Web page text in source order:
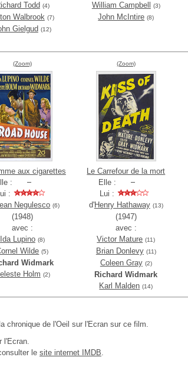
Todd (4)
Walbrook (7)
Gielgud (12)
William Campbell (3)
John McIntire (8)
(Zoom)
aux cigarettes
:
:
Negulesco (6)
(1948)
avec :
Ida Lupino (8)
Wilde (5)
Widmark
Holm (2)
(Zoom)
Le Carrefour de la mort
Elle :
Lui :
d'Henry Hathaway (13)
(1947)
avec :
Victor Mature (11)
Brian Donlevy (11)
Coleen Gray (2)
Richard Widmark
Karl Malden (14)
chronique de l'Oeil sur l'Ecran sur ce film.
l'Ecran.
le site internet IMDB.